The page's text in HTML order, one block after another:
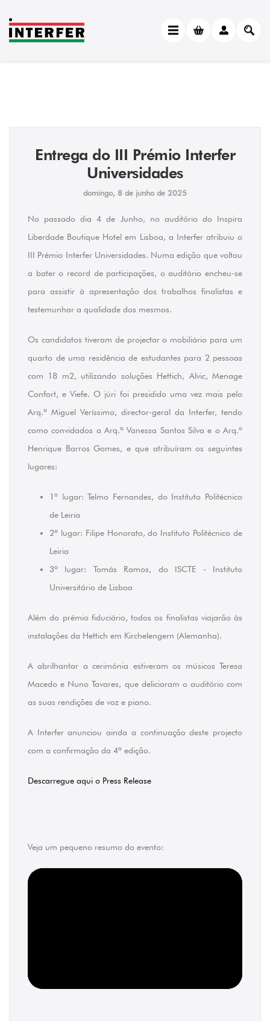
Entrega do III Prémio Interfer
Universidades
domingo, 8 de junho de 2025
No passado dia 4 de Junho, no auditório do Inspira
Liberdade Boutique Hotel em Lisboa, a Interfer atribuiu o
III Prémio Interfer Universidades. Numa edição que voltou
a bater o record de participações, o auditório encheu-se
para assistir à apresentação dos trabalhos finalistas e
testemunhar a qualidade dos mesmos.
Os candidatos tiveram de projectar o mobiliário para um
quarto de uma residência de estudantes para 2 pessoas
com 18 m2, utilizando soluções Hettich, Alvic, Menage
Confort, e Viefe. O júri foi presidido uma vez mais pelo
Arq.º Miguel Veríssimo, director-geral da Interfer, tendo
como convidados a Arq.ª Vanessa Santos Silva e o Arq.º
Henrique Barros Gomes, e que atribuíram os seguintes
lugares:
1º lugar: Telmo Fernandes, do Instituto Politécnico
de Leiria
2º lugar: Filipe Honorato, do Instituto Politécnico de
Leiria
3º lugar: Tomás Ramos, do ISCTE - Instituto
Universitário de Lisboa
Além do prémio fiduciário, todos os finalistas viajarão às
instalações da Hettich em Kirchelengern (Alemanha).
A abrilhantar a cerimónia estiveram os músicos Teresa
Macedo e Nuno Tavares, que deliciaram o auditório com
as suas rendições de voz e piano.
A Interfer anunciou ainda a continuação deste projecto
com a confirmação da 4ª edição.
Descarregue aqui o Press Release
Veja um pequeno resumo do evento: